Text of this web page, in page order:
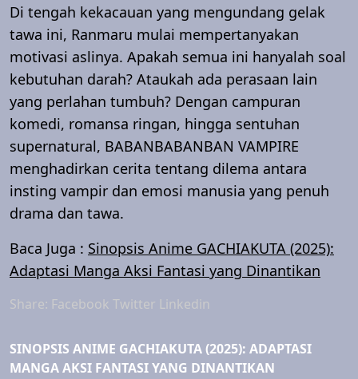
Di tengah kekacauan yang mengundang gelak
tawa ini, Ranmaru mulai mempertanyakan
motivasi aslinya. Apakah semua ini hanyalah soal
kebutuhan darah? Ataukah ada perasaan lain
yang perlahan tumbuh? Dengan campuran
komedi, romansa ringan, hingga sentuhan
supernatural, BABANBABANBAN VAMPIRE
menghadirkan cerita tentang dilema antara
insting vampir dan emosi manusia yang penuh
drama dan tawa.
Baca Juga : Sinopsis Anime GACHIAKUTA (2025):
Adaptasi Manga Aksi Fantasi yang Dinantikan
Share: Facebook Twitter Linkedin
SINOPSIS ANIME GACHIAKUTA (2025): ADAPTASI
MANGA AKSI FANTASI YANG DINANTIKAN